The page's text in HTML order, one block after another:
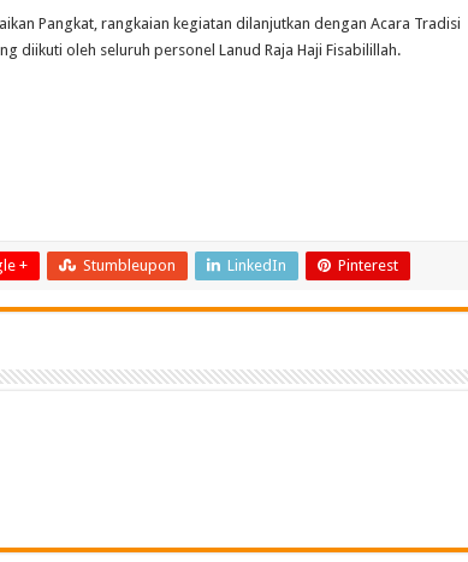
Pangkat, rangkaian kegiatan dilanjutkan dengan Acara Tradisi
diikuti oleh seluruh personel Lanud Raja Haji Fisabilillah.
+ Stumbleupon LinkedIn Pinterest